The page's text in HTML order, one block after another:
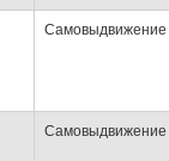
Самовыдвижение
Самовыдвижение